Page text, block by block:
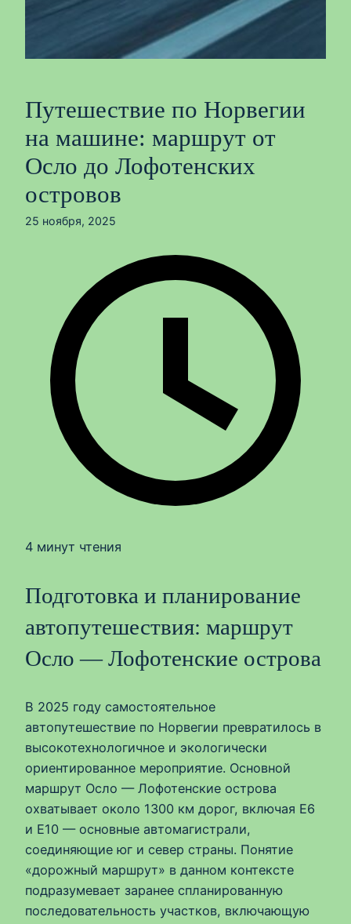
Путешествие по Норвегии
на машине: маршрут от
Осло до Лофотенских
островов
25 ноября, 2025
4 минут чтения
Подготовка и планирование
автопутешествия: маршрут
Осло — Лофотенские острова
В 2025 году самостоятельное
автопутешествие по Норвегии превратилось в
высокотехнологичное и экологически
ориентированное мероприятие. Основной
маршрут Осло — Лофотенские острова
охватывает около 1300 км дорог, включая E6
и E10 — основные автомагистрали,
соединяющие юг и север страны. Понятие
«дорожный маршрут» в данном контексте
подразумевает заранее спланированную
последовательность участков, включающую